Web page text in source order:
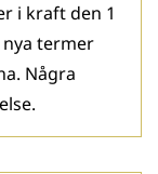
i kraft den 1
nya termer
Några